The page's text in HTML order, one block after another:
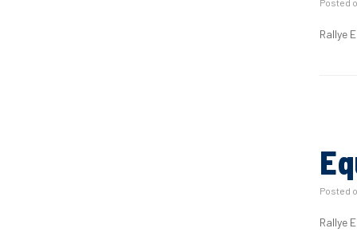
Posted
Rallye
Posted
Rallye